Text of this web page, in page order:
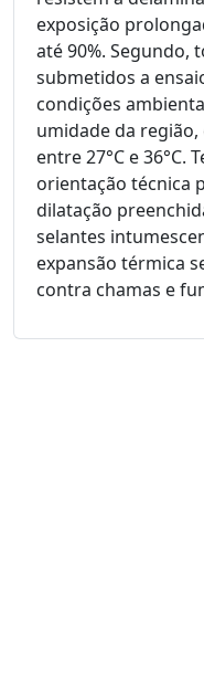
exposição
até 90%. Segundo,
submetidos a
condições
umidade da
entre 27°C e 36°C.
orientação técnica
dilatação
selantes
expansão térmica
contra chamas e